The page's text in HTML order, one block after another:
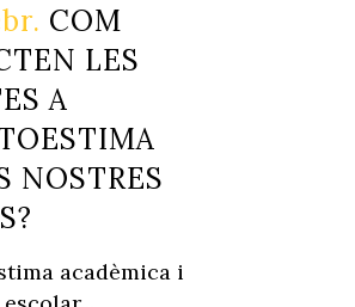
COM
LES
A
NOSTRES
acadèmica i